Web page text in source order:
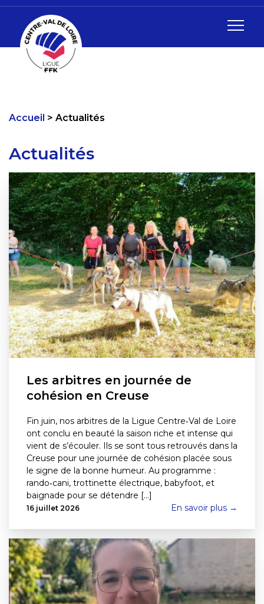
Accueil Actualités
Actualités
Les arbitres en journée de
cohésion en Creuse
Fin juin, nos arbitres de la Ligue Centre‑Val de Loire
ont conclu en beauté la saison riche et intense qui
vient de s’écouler. Ils se sont tous retrouvés dans la
Creuse pour une journée de cohésion placée sous
le signe de la bonne humeur. Au programme :
rando‑cani, trottinette électrique, babyfoot, et
baignade pour se détendre [...]
16 juillet 2026 En savoir plus →